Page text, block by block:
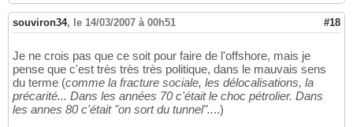
souviron34, le 14/03/2007 à 00h51 #18
Je ne crois pas que ce soit pour faire de l'offshore, mais je
pense que c'est très très très politique, dans le mauvais sens
du terme (comme la fracture sociale, les délocalisations, la
précarité... Dans les années 70 c'était le choc pétrolier. Dans
les annes 80 c'était "on sort du tunnel"....)